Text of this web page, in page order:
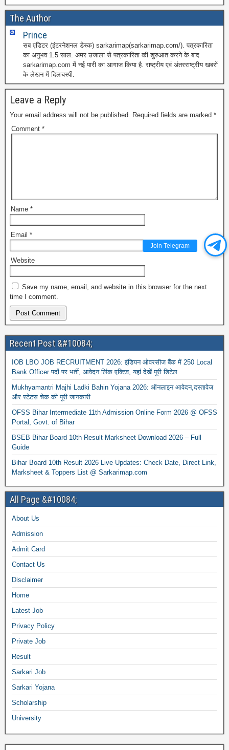
Join Telegram
The Author
Prince
सब एडिटर (इंटरनेशनल डेस्क) sarkarimap(sarkarimap.com/). पत्रकारिता
का अनुभव 1.5 साल. अमर उजाला से पत्रकारिता की शुरुआत करने के बाद
sarkarimap.com में नई पारी का आगाज किया है. राष्ट्रीय एवं अंतरराष्ट्रीय खबरों
के लेखन में दिलचस्पी.
Leave a Reply
Your email address will not be published. Required fields are marked *
Comment *
Name *
Email *
Website
Save my name, email, and website in this browser for the next
time I comment.
Recent Post &#10084;
IOB LBO JOB RECRUITMENT 2026: इंडियन ओवरसीज बैंक में 250 Local
Bank Officer पदों पर भर्ती, आवेदन लिंक एक्टिव, यहां देखें पूरी डिटेल
Mukhyamantri Majhi Ladki Bahin Yojana 2026: ऑनलाइन आवेदन,दस्तावेज
और स्टेटस चेक की पूरी जानकारी
OFSS Bihar Intermediate 11th Admission Online Form 2026 @ OFSS
Portal, Govt. of Bihar
BSEB Bihar Board 10th Result Marksheet Download 2026 – Full
Guide
Bihar Board 10th Result 2026 Live Updates: Check Date, Direct Link,
Marksheet & Toppers List @ Sarkarimap.com
All Page &#10084;
About Us
Admission
Admit Card
Contact Us
Disclaimer
Home
Latest Job
Privacy Policy
Private Job
Result
Sarkari Job
Sarkari Yojana
Scholarship
University